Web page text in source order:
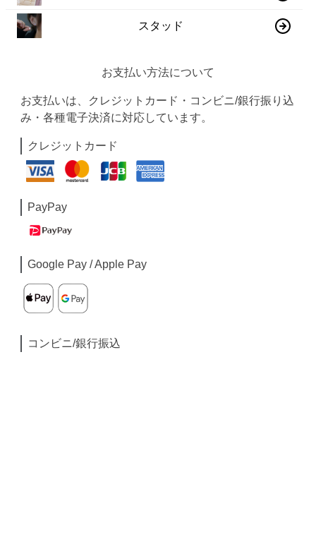
スタッド
お支払い方法について
お支払いは、クレジットカード・コンビニ/銀行振り込
み・各種電子決済に対応しています。
クレジットカード
PayPay
Google Pay / Apple Pay
コンビニ/銀行振込